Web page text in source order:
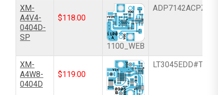
XM-
A4V4-
0404D-
SP
$118.00
1100_WEB
ADP7142ACPZN-
XM-
A4W8-
0404D
$119.00